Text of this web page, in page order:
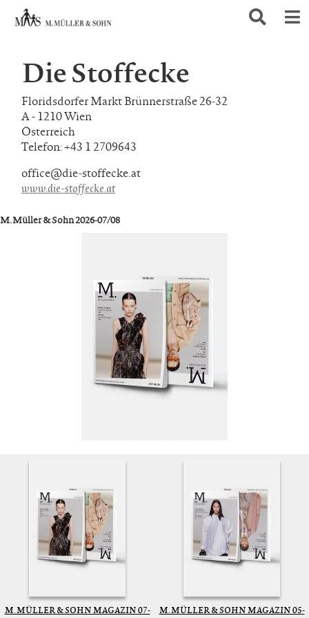
Die Stoffecke
Floridsdorfer Markt Brünnerstraße 26-32
A - 1210 Wien
Österreich
Telefon: +43 1 2709643
office@die-stoffecke.at
www.die-stoffecke.at
M. Müller & Sohn 2026-07/08
M. MÜLLER & SOHN MAGAZIN 07-
M. MÜLLER & SOHN MAGAZIN 05-